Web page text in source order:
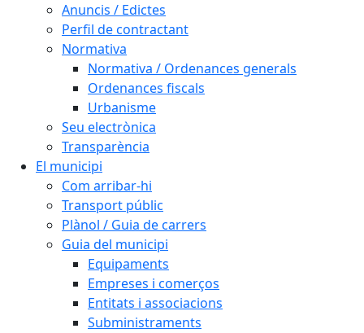
Anuncis / Edictes
Perfil de contractant
Normativa
Normativa / Ordenances generals
Ordenances fiscals
Urbanisme
Seu electrònica
Transparència
El municipi
Com arribar-hi
Transport públic
Plànol / Guia de carrers
Guia del municipi
Equipaments
Empreses i comerços
Entitats i associacions
Subministraments